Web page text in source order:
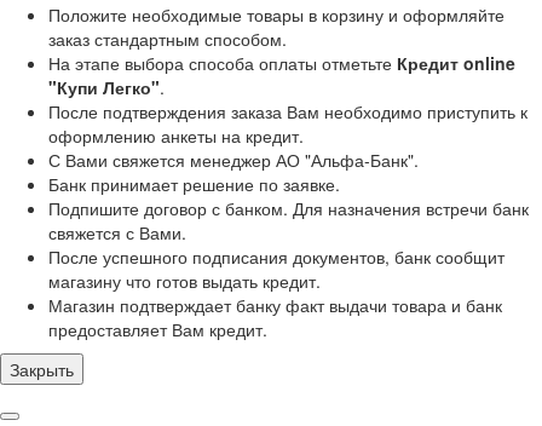
Положите необходимые товары в корзину и оформляйте
заказ стандартным способом.
На этапе выбора способа оплаты отметьте Кредит online
"Купи Легко".
После подтверждения заказа Вам необходимо приступить к
оформлению анкеты на кредит.
С Вами свяжется менеджер АО "Альфа-Банк".
Банк принимает решение по заявке.
Подпишите договор с банком. Для назначения встречи банк
свяжется с Вами.
После успешного подписания документов, банк сообщит
магазину что готов выдать кредит.
Магазин подтверждает банку факт выдачи товара и банк
предоставляет Вам кредит.
Закрыть